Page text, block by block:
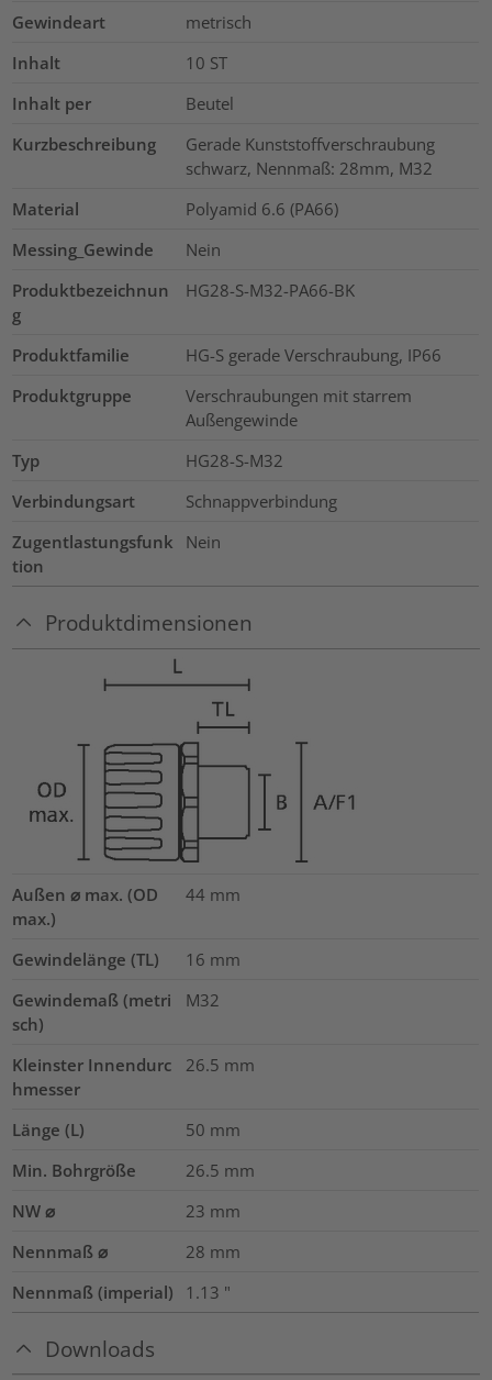
Gewindeart
metrisch
Inhalt
10 ST
Inhalt per
Beutel
Kurzbeschreibung
Gerade Kunststoffverschraubung
schwarz, Nennmaß: 28mm, M32
Material
Polyamid 6.6 (PA66)
Messing_Gewinde
Nein
Produktbezeichnun
g
HG28-S-M32-PA66-BK
Produktfamilie
HG-S gerade Verschraubung, IP66
Produktgruppe
Verschraubungen mit starrem
Außengewinde
Typ
HG28-S-M32
Verbindungsart
Schnappverbindung
Zugentlastungsfunk
tion
Nein
Produktdimensionen
Außen ⌀ max. (OD
max.)
44 mm
Gewindelänge (TL) 16 mm
Gewindemaß (metri
sch)
M32
Kleinster Innendurc
hmesser
26.5 mm
Länge (L) 50 mm
Min. Bohrgröße
26.5 mm
NW ⌀
23 mm
Nennmaß ⌀
28 mm
Nennmaß (imperial)
1.13 "
Downloads